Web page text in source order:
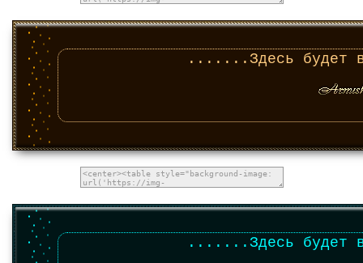
.......Здесь будет
.......Здесь будет